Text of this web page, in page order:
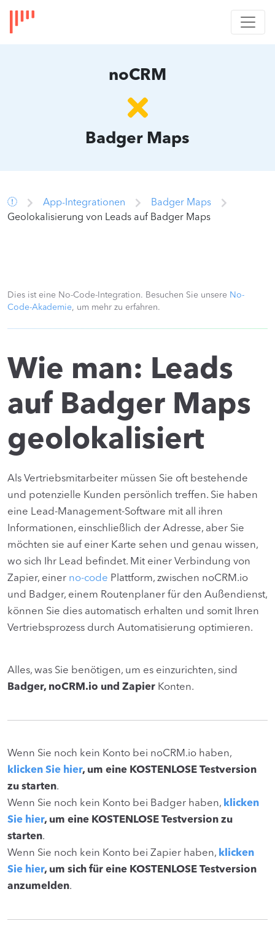
noCRM
Badger Maps
App-Integrationen
Badger Maps
Geolokalisierung von Leads auf Badger Maps
Dies ist eine No-Code-Integration. Besuchen Sie unsere No-
Code-Akademie, um mehr zu erfahren.
Wie man: Leads
auf Badger Maps
geolokalisiert
Als Vertriebsmitarbeiter müssen Sie oft bestehende
und potenzielle Kunden persönlich treffen. Sie haben
eine Lead-Management-Software mit all ihren
Informationen, einschließlich der Adresse, aber Sie
möchten sie auf einer Karte sehen und genau wissen,
wo sich Ihr Lead befindet. Mit einer Verbindung von
Zapier, einer no-code Plattform, zwischen noCRM.io
und Badger, einem Routenplaner für den Außendienst,
können Sie dies automatisch erhalten und somit Ihren
Vertriebsprozess durch Automatisierung optimieren.
Alles, was Sie benötigen, um es einzurichten, sind
Badger, noCRM.io und Zapier Konten.
Wenn Sie noch kein Konto bei noCRM.io haben,
klicken Sie hier, um eine KOSTENLOSE Testversion
zu starten.
Wenn Sie noch kein Konto bei Badger haben, klicken
Sie hier, um eine KOSTENLOSE Testversion zu
starten.
Wenn Sie noch kein Konto bei Zapier haben, klicken
Sie hier, um sich für eine KOSTENLOSE Testversion
anzumelden.